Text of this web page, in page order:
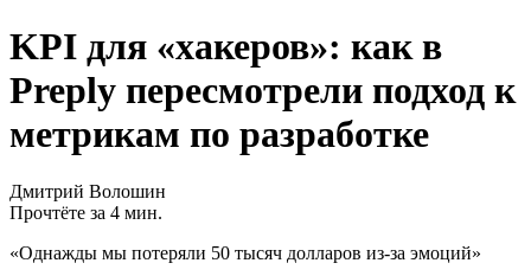
KPI для «хакеров»: как в
Preply пересмотрели подход к
метрикам по разработке
Дмитрий Волошин
Прочтёте за 4 мин.
«Однажды мы потеряли 50 тысяч долларов из-за эмоций»